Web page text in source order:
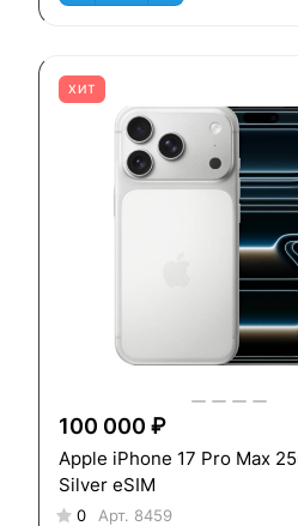
ХИТ
100 000 ₽
Apple iPhone 17 Pro Max
Silver eSIM
0 Арт. 8459